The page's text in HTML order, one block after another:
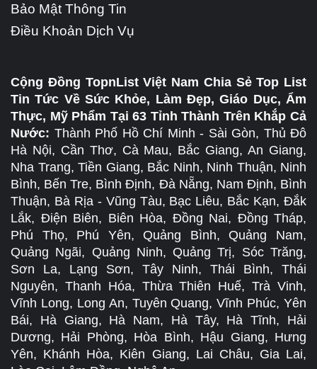
Bảo Mật Thông Tin
Điều Khoản Dịch Vụ
Cộng Đồng TopnList Việt Nam Chia Sẻ Top List
Tin Tức Về Sức Khỏe, Làm Đẹp, Giáo Dục, Ẩm
Thực, Mỹ Phẩm Tại 63 Tỉnh Thành Trên Khắp Cả
Nước: Thành Phố Hồ Chí Minh - Sài Gòn, Thủ Đô
Hà Nội, Cần Thơ, Cà Mau, Bắc Giang, An Giang,
Nha Trang, Tiền Giang, Bắc Ninh, Ninh Thuận, Ninh
Bình, Bến Tre, Bình Định, Đà Nẵng, Nam Định, Bình
Thuận, Bà Rịa - Vũng Tàu, Bạc Liêu, Bắc Kạn, Đắk
Lắk, Điện Biên, Biên Hòa, Đồng Nai, Đồng Tháp,
Phú Thọ, Phú Yên, Quảng Bình, Quảng Nam,
Quảng Ngãi, Quảng Ninh, Quảng Trị, Sóc Trăng,
Sơn La, Lạng Sơn, Tây Ninh, Thái Bình, Thái
Nguyên, Thanh Hóa, Thừa Thiên Huế, Trà Vinh,
Vĩnh Long, Long An, Tuyên Quang, Vĩnh Phúc, Yên
Bái, Hà Giang, Hà Nam, Hà Tây, Hà Tĩnh, Hải
Dương, Hải Phòng, Hòa Bình, Hậu Giang, Hưng
Yên, Khánh Hòa, Kiên Giang, Lai Châu, Gia Lai,